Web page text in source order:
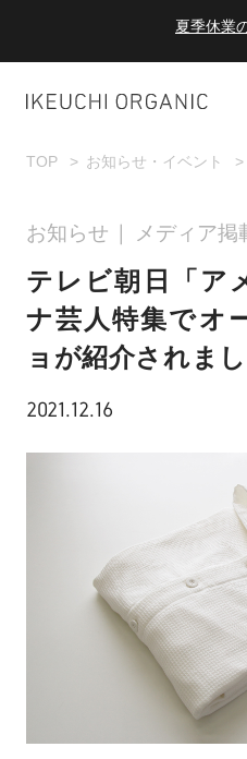
夏季休業
ダブルポイント！夏をア
TOP お知らせ・イベント
お知らせ メディア掲
テレビ朝日「ア
ナ芸人特集でオ
ョが紹介されま
2021.12.16